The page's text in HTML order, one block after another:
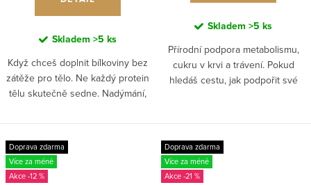
Skladem >5 ks
Když chceš doplnit bílkoviny bez
zátěže pro tělo. Ne každý protein
tělu skutečně sedne. Nadýmání,
nezvládá běžné...
Skladem >5 ks
Přírodní podpora metabolismu,
cukru v krvi a trávení. Pokud
hledáš cestu, jak podpořit své
Doprava zdarma
Více za méně
-12 %
Doprava zdarma
Více za méně
-21 %